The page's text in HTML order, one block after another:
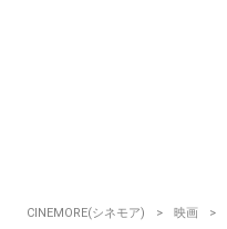
CINEMORE(シネモア) 映画